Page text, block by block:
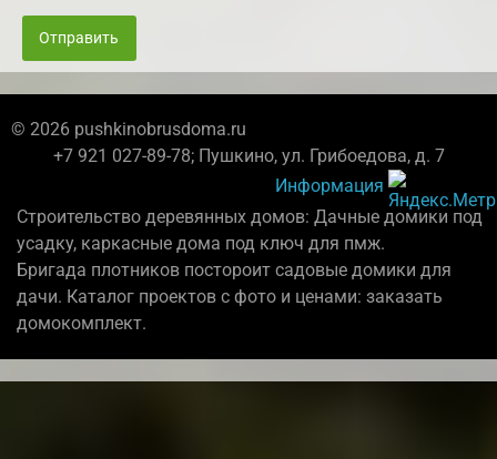
Отправить
© 2026 pushkinobrusdoma.ru
+7 921 027-89-78; Пушкино, ул. Грибоедова, д. 7
Информация
Строительство деревянных домов: Дачные домики под
усадку, каркасные дома под ключ для пмж.
Бригада плотников постороит садовые домики для
дачи. Каталог проектов с фото и ценами: заказать
домокомплект.